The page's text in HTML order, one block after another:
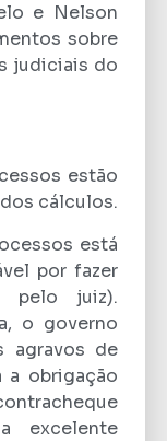
e Nelson
sobre
judiciais do
estão
cálculos.
está
por fazer
pelo juiz).
o governo
agravos de
a obrigação
excelente